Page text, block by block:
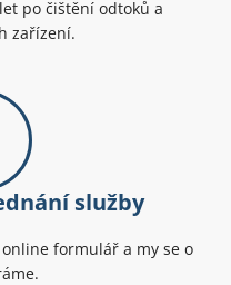
po čištění odtoků a
zařízení.
služby
formulář a my se o